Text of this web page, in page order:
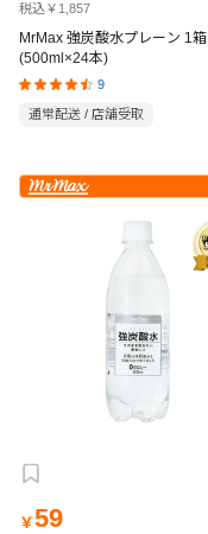
税込￥1,857
MrMax 強炭酸水プレーン 1箱
(500ml×24本)
9
通常配送 / 店舗受取
￥59